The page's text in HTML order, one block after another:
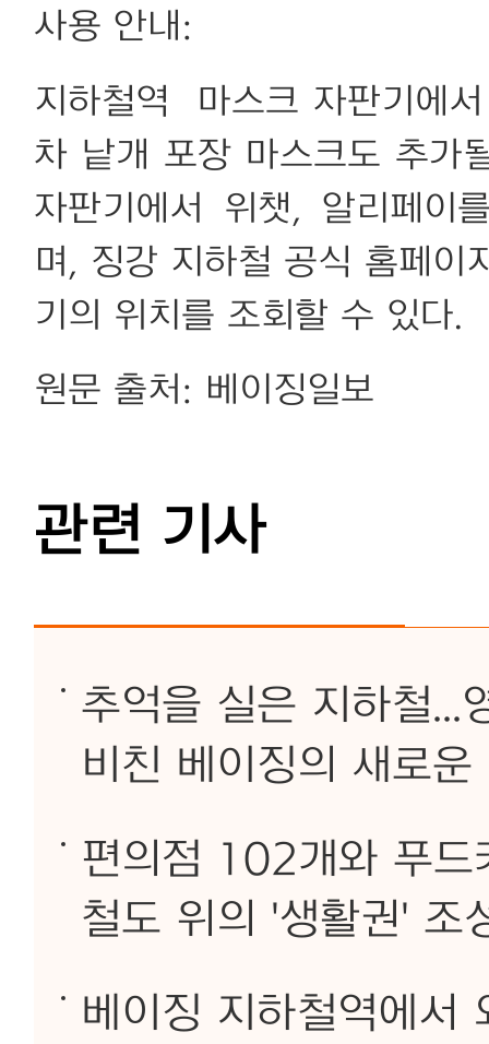
사용 안내:
지하철역 마스크 자판기에
차 낱개 포장 마스크도 추가
자판기에서 위챗, 알리페
며, 징강 지하철 공식 홈페이
기의 위치를 조회할 수 있다.
원문 출처: 베이징일보
관련 기사
추억을 실은 지하철...
비친 베이징의 새로운
편의점 102개와 푸
철도 위의 '생활권' 조
베이징 지하철역에서